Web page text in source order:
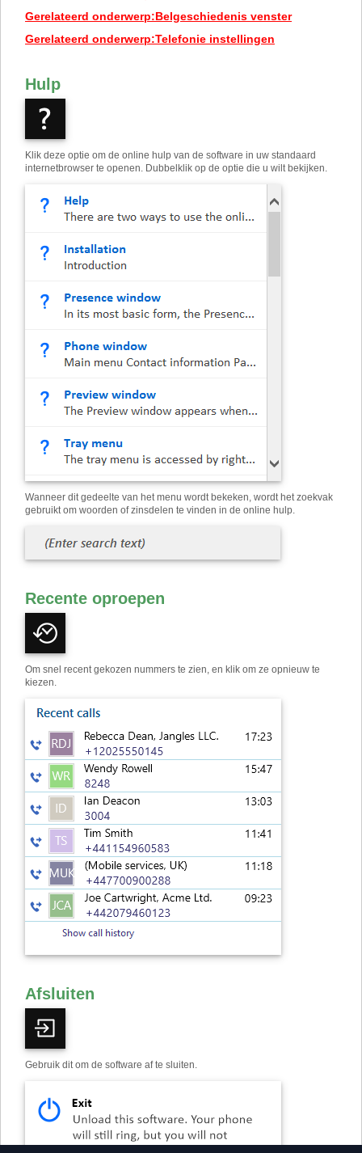
Gerelateerd onderwerp:Belgeschiedenis venster
Gerelateerd onderwerp:Telefonie instellingen
Hulp
Klik deze optie om de online hulp van de software in uw standaard
internetbrowser te openen. Dubbelklik op de optie die u wilt bekijken.
Wanneer dit gedeelte van het menu wordt bekeken, wordt het zoekvak
gebruikt om woorden of zinsdelen te vinden in de online hulp.
Recente oproepen
Om snel recent gekozen nummers te zien, en klik om ze opnieuw te
kiezen.
Afsluiten
Gebruik dit om de software af te sluiten.